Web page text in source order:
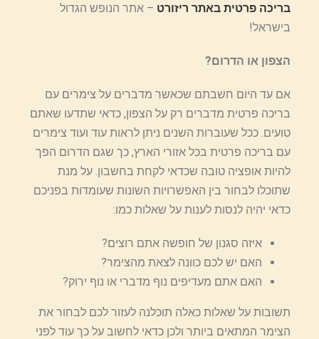
בריכה פרטית באתר ריזורט – אתר הנופש הגדול
בישראל!
הצפון או הדרום?
אם עד היום חשבתם שכאשר מדברים על צימרים עם
בריכה פרטית מדברים רק על הצפון, כדאי שתדעו שאתם
טועים. ככל שעוברות השנים ניתן לראות עוד ועוד צימרים
עם בריכה פרטית בכל אזורי הארץ, כך שגם הדרום הפך
להיות אופציה טובה שכדאי לקחת בחשבון. על מנת
שתוכלו לבחור בין האפשרויות השונות שעומדות בפניכם
כדאי יהיה לנסות לענות על שאלות כמו:
איזה סגנון של חופשה אתם רוצים?
האם יש לכם כוונה לצאת מהצימר?
האם אתם מעדיפים נוף מדברי או נוף ירוק?
תשובות על שאלות כאלה תוכלנה לעזור לכם לבחור את
הצימר המתאים ביותר ולכן כדאי לחשוב על כך עוד לפני